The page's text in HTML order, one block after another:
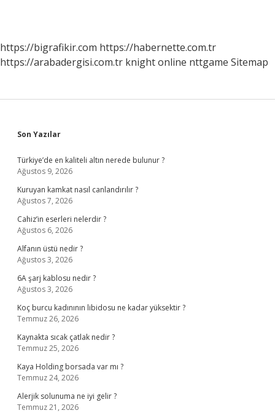
https://bigrafikir.com https://habernette.com.tr
https://arabadergisi.com.tr knight online nttgame Sitemap
Sidebar
Son Yazılar
Türkiye’de en kaliteli altın nerede bulunur ?
Ağustos 9, 2026
Kuruyan kamkat nasıl canlandırılır ?
Ağustos 7, 2026
Cahiz’in eserleri nelerdir ?
Ağustos 6, 2026
Alfanın üstü nedir ?
Ağustos 3, 2026
6A şarj kablosu nedir ?
Ağustos 3, 2026
Koç burcu kadınının libidosu ne kadar yüksektir ?
Temmuz 26, 2026
Kaynakta sıcak çatlak nedir ?
Temmuz 25, 2026
Kaya Holding borsada var mı ?
Temmuz 24, 2026
Alerjik solunuma ne iyi gelir ?
Temmuz 21, 2026